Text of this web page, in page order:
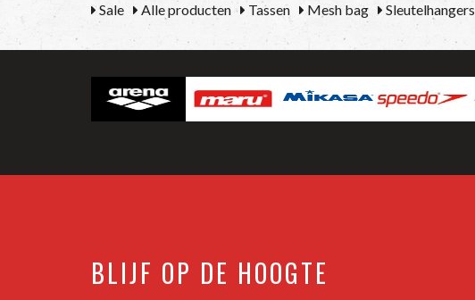
Sale
Alle producten Tassen Mesh bag Sleutelhangers
BLIJF OP DE HOOGTE